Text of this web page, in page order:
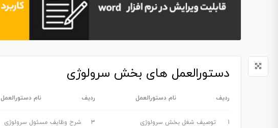
دستورالعمل های بخش سرولوژی
ردیف نام دستورالعمل ردیف نام دستورالعمل
1 توصیف شغل بخش سرولوژی 3 شرح وظایف مسئول سرولوژی